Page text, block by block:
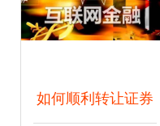
如何顺利转让证券